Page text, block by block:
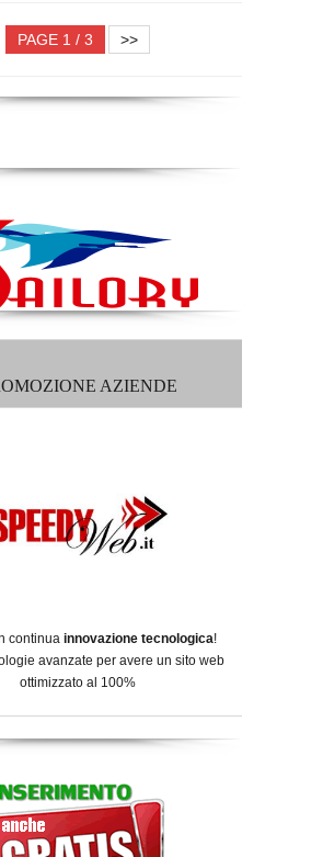
PAGE 1 / 3 >>
AZIENDE
continua innovazione tecnologica!
avanzate per avere un sito web
ottimizzato al 100%